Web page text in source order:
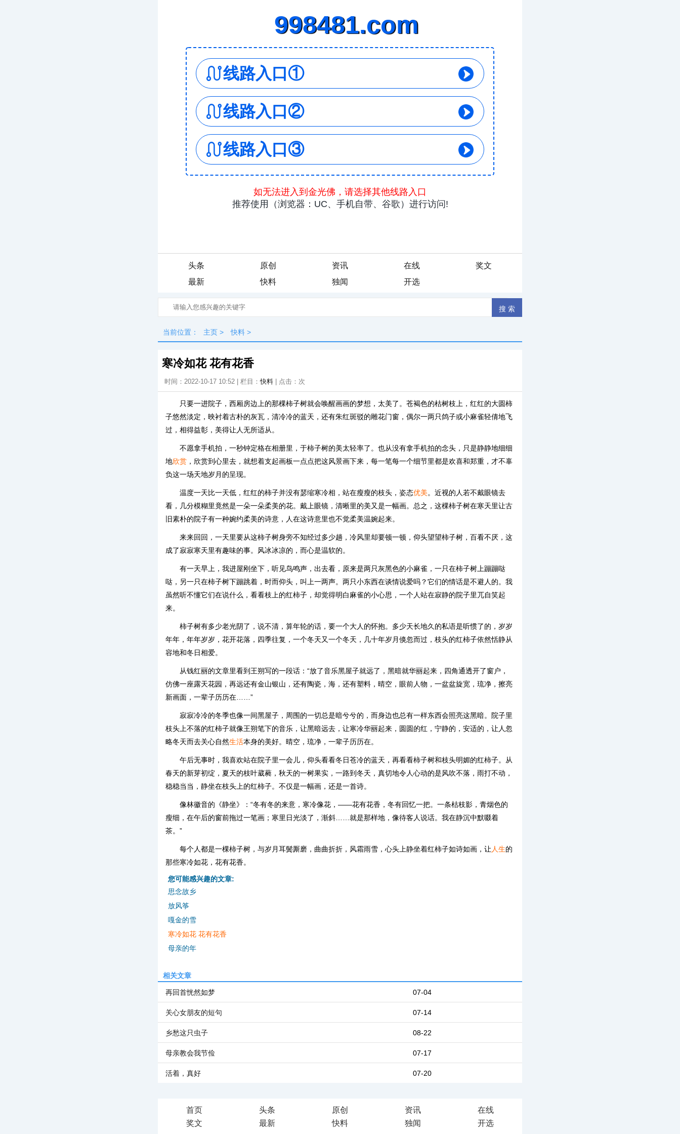
头条 原创 资讯 在线
奖文
最新
快料 独闻 开选
当前位置： 主页 > 快料 >
寒冷如花 花有花香
时间：2022-10-17 10:52 | 栏目：快料 | 点击： 次
只要一进院子，西厢房边上的那棵柿子树就会唤醒画画的梦想，太美了。苍褐色的枯树枝上，红红的大圆柿
子悠然淡定，映衬着古朴的灰瓦，清冷冷的蓝天，还有朱红斑驳的雕花门窗，偶尔一两只鸽子或小麻雀轻倩地飞
过，相得益彰，美得让人无所适从。
不愿拿手机拍，一秒钟定格在相册里，于柿子树的美太轻率了。也从没有拿手机拍的念头，只是静静地细细
地欣赏 ，欣赏到心里去，就想着支起画板一点点把这风景画下来，每一笔每一个细节里都是欢喜和郑重，才不辜
负这一场天地岁月的呈现。
温度一天比一天低，红红的柿子并没有瑟缩寒冷相，站在瘦瘦的枝头，姿态优美。近视的人若不戴眼镜去
看，几分模糊里竟然是一朵一朵柔美的花。戴上眼镜，清晰里的美又是一幅画。总之，这棵柿子树在寒天里让古
旧素朴的院子有一种婉约柔美的诗意，人在这诗意里也不觉柔美温婉起来。
来来回回，一天里要从这柿子树身旁不知经过多少趟，冷风里却要顿一顿，仰头望望柿子树，百看不厌，这
成了寂寂寒天里有趣味的事。风冰冰凉的，而心是温软的。
有一天早上，我进屋刚坐下，听见鸟鸣声，出去看，原来是两只灰黑色的小麻雀，一只在柿子树上蹦蹦哒
哒，另一只在柿子树下蹦跳着，时而仰头，叫上一两声。两只小东西在谈情说爱吗？它们的情话是不避人的。我
虽然听不懂它们在说什么，看看枝上的红柿子，却觉得明白麻雀的小心思，一个人站在寂静的院子里兀自笑起
来。
柿子树有多少老光阴了，说不清，算年轮的话，要一个大人的怀抱。多少天长地久的私语是听惯了的，岁岁
年年，年年岁岁，花开花落，四季往复，一个冬天又一个冬天，几十年岁月倏忽而过，枝头的红柿子依然恬静从
容地和冬日相爱。
从钱红丽的文章里看到王朔写的一段话：“放了音乐黑屋子就远了，黑暗就华丽起来，四角通透开了窗户，
仿佛一座露天花园，再远还有金山银山，还有陶瓷，海，还有塑料，晴空，眼前人物，一盆盆旋宽，琉净，擦亮
新画面，一辈子历历在……”
寂寂冷冷的冬季也像一间黑屋子，周围的一切总是暗兮兮的，而身边也总有一样东西会照亮这黑暗。院子里
枝头上不落的红柿子就像王朔笔下的音乐，让黑暗远去，让寒冷华丽起来，圆圆的红，宁静的，安适的，让人忽
略冬天而去关心自然生活本身的美好。晴空，琉净，一辈子历历在。
午后无事时，我喜欢站在院子里一会儿，仰头看看冬日苍冷的蓝天，再看看柿子树和枝头明媚的红柿子。从
春天的新芽初绽，夏天的枝叶葳蕤，秋天的一树果实，一路到冬天，真切地令人心动的是风吹不落，雨打不动，
稳稳当当，静坐在枝头上的红柿子。不仅是一幅画，还是一首诗。
像林徽音的《静坐》：“冬有冬的来意，寒冷像花，——花有花香，冬有回忆一把。一条枯枝影，青烟色的
瘦细，在午后的窗前拖过一笔画；寒里日光淡了，渐斜……就是那样地，像待客人说话。我在静沉中默啜着
茶。”
每个人都是一棵柿子树，与岁月耳鬓厮磨，曲曲折折，风霜雨雪，心头上静坐着红柿子如诗如画，让 人生的
那些寒冷如花，花有花香。
您可能感兴趣的文章:
思念故乡
放风筝
嘎金的雪
寒冷如花 花有花香
母亲的年
相关文章
07-04
再回首恍然如梦
07-14
关心女朋友的短句
08-22
乡愁这只虫子
07-17
母亲教会我节俭
07-20
活着，真好
首页 头条 原创 资讯
在线
奖文
最新 快料 独闻 开选